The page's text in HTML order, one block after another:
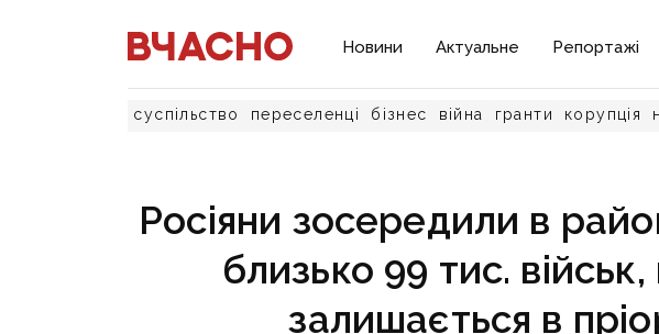
Новини Актуальне Репортажі
суспільство переселенці бізнес війна гранти корупція
Росіяни зосередили в
близько 99 тис.
залишається в